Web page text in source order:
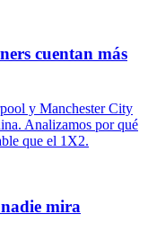
cuentan más
y Manchester City
Analizamos por qué
que el 1X2.
mira